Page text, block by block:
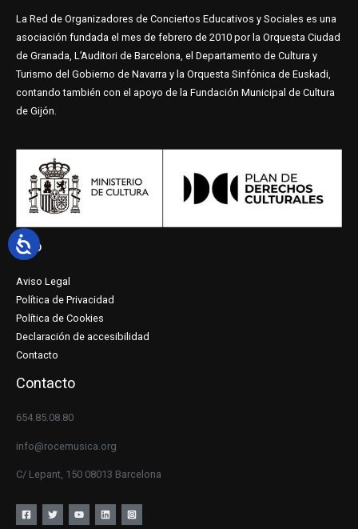
La Red de Organizadores de Conciertos Educativos y Sociales es una
asociación fundada el mes de febrero de 2010 por la Orquesta Ciudad
de Granada, L’Auditori de Barcelona, el Departamento de Cultura y
Turismo del Gobierno de Navarra y la Orquesta Sinfónica de Euskadi,
contando también con el apoyo de la Fundación Municipal de Cultura
de Gijón.
Info
Aviso Legal
Política de Privacidad
Política de Cookies
Declaración de accesibilidad
Contacto
Contacto
654.85.08.80
info@rocemusica.org
C/ Lepant, 150 08013 Barcelona